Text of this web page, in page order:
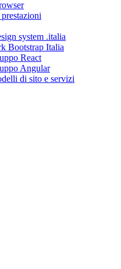
system .italia
Bootstrap Italia
React
Angular
di sito e servizi